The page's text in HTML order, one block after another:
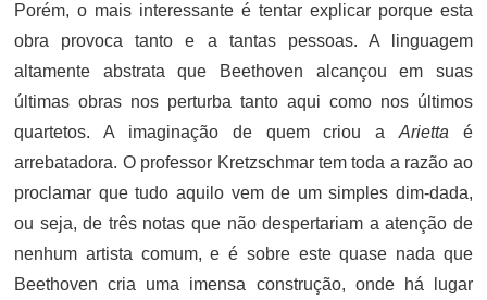
Porém, o mais interessante é tentar explicar porque esta
obra provoca tanto e a tantas pessoas. A linguagem
altamente abstrata que Beethoven alcançou em suas
últimas obras nos perturba tanto aqui como nos últimos
quartetos. A imaginação de quem criou a Arietta é
arrebatadora. O professor Kretzschmar tem toda a razão ao
proclamar que tudo aquilo vem de um simples dim-dada,
ou seja, de três notas que não despertariam a atenção de
nenhum artista comum, e é sobre este quase nada que
Beethoven cria uma imensa construção, onde há lugar